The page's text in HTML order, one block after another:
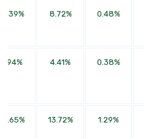
0.48%
8.72%
0.38%
4.41%
8.94%
1.29%
13.72%